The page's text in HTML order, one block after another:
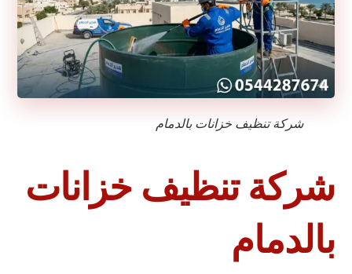
شركة تنظيف خزانات بالدمام
شركة تنظيف خزانات
بالدمام